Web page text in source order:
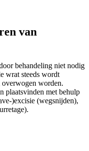
van
behandeling niet nodig
wrat steeds wordt
overwogen worden.
plaatsvinden met behulp
)excisie (wegsnijden),